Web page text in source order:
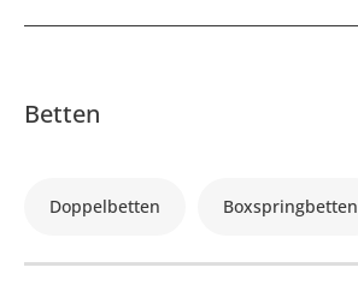
Betten
Doppelbetten Boxspringbetten